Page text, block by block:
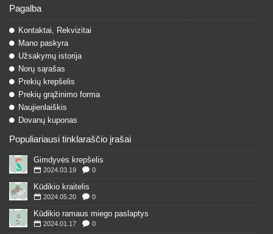
Pagalba
Kontaktai, Rekvizitai
Mano paskyra
Užsakymų istorija
Norų sąrašas
Prekių krepšelis
Prekių grąžinimo forma
Naujienlaiškis
Dovanų kuponas
Populiariausi tinklaraščio įrašai
Gimdyvės krepšelis
2024.03.19 0
Kūdikio kraitelis
2024.05.20 0
Kūdikio ramaus miego paslaptys
2024.01.17 0